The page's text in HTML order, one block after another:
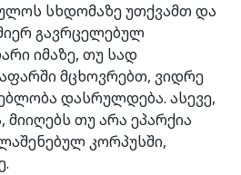
სხდომაზე უთქვამთ და
გავრცელებულ
იმაზე, თუ სად
მცხოვრებთ, ვიდრე
დასრულდება. ასევე,
თუ არა ეპარქია
კორპუსში,